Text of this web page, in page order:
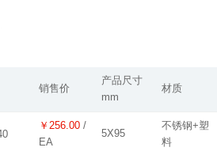
销售价
产品尺寸
mm
材质
￥256.00 /
EA
5X95
不锈钢+塑
料